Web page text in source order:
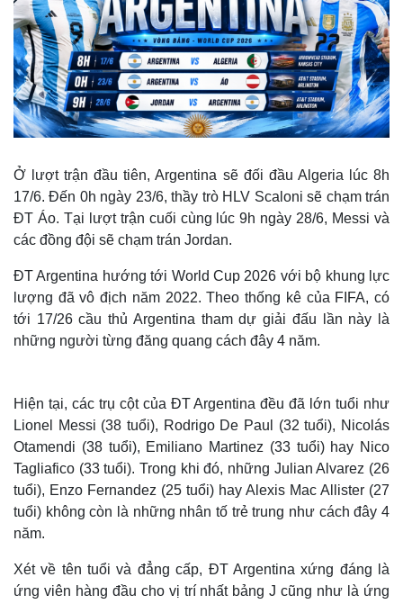
Ở lượt trận đầu tiên, Argentina sẽ đối đầu Algeria lúc 8h
17/6. Đến 0h ngày 23/6, thầy trò HLV Scaloni sẽ chạm trán
ĐT Áo. Tại lượt trận cuối cùng lúc 9h ngày 28/6, Messi và
các đồng đội sẽ chạm trán Jordan.
ĐT Argentina hướng tới World Cup 2026 với bộ khung lực
lượng đã vô địch năm 2022. Theo thống kê của FIFA, có
tới 17/26 cầu thủ Argentina tham dự giải đấu lần này là
những người từng đăng quang cách đây 4 năm.
Hiện tại, các trụ cột của ĐT Argentina đều đã lớn tuổi như
Lionel Messi (38 tuổi), Rodrigo De Paul (32 tuổi), Nicolás
Otamendi (38 tuổi), Emiliano Martinez (33 tuổi) hay Nico
Tagliafico (33 tuổi). Trong khi đó, những Julian Alvarez (26
tuổi), Enzo Fernandez (25 tuổi) hay Alexis Mac Allister (27
tuổi) không còn là những nhân tố trẻ trung như cách đây 4
năm.
Xét về tên tuổi và đẳng cấp, ĐT Argentina xứng đáng là
ứng viên hàng đầu cho vị trí nhất bảng J cũng như là ứng